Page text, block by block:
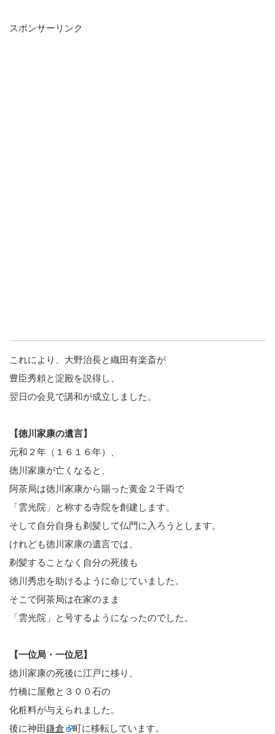
スポンサーリンク
これにより、大野治長と織田有楽斎が
豊臣秀頼と淀殿を説得し、
翌日の会見で講和が成立しました。
【徳川家康の遺言】
元和２年（１６１６年）、
徳川家康が亡くなると、
阿茶局は徳川家康から賜った黄金２千両で
「雲光院」と称する寺院を創建します。
そして自分自身も剃髪して仏門に入ろうとします。
けれども徳川家康の遺言では、
剃髪することなく自分の死後も
徳川秀忠を助けるように命じていました。
そこで阿茶局は在家のまま
「雲光院」と号するようになったのでした。
【一位局・一位尼】
徳川家康の死後に江戸に移り、
竹橋に屋敷と３００石の
化粧料が与えられました。
後に神田鎌倉
町に移転しています。